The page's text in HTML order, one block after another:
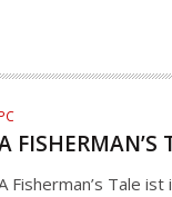
FISHERMAN’S
Fisherman’s Tale